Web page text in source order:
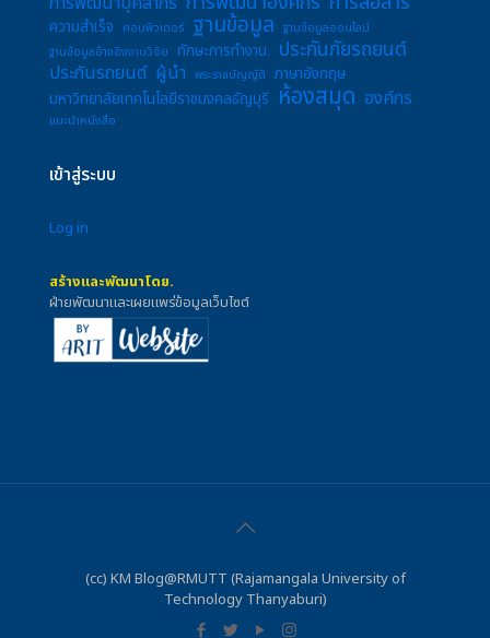
ความสำเร็จ คอมพิวเตอร์ ฐานข้อมูล ฐานข้อมูลออนไลน์
ฐานข้อมูลอ้างอิงงานวิจัย
ทักษะการทำงาน. ประกันภัยรถยนต์
ประกันรถยนต์ ผู้นำ พระราชบัญญัติ ภาษาอังกฤษ
มหาวิทยาลัยเทคโนโลยีราชมงคลธัญบุรี ห้องสมุด องค์กร
แนะนำหนังสือ
เข้าสู่ระบบ
Log in
สร้างและพัฒนาโดย.
ฝ่ายพัฒนาและเผยแพร่ข้อมูลเว็บไซต์
(cc) KM Blog@RMUTT (Rajamangala University of
Technology Thanyaburi)